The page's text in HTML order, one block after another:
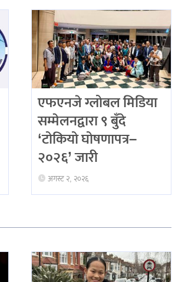
एफएनजे ग्लोबल मिडिया
सम्मेलनद्वारा ९ बुँदे
‘टोकियो घोषणापत्र–
२०२६’ जारी
अगस्ट २, २०२६